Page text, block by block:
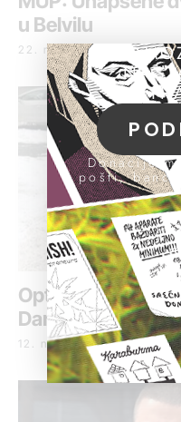
u Belvilu
22. novembar 2020.
Optuženi za
Darmanovića
12. novembar 2020.
Donacije
pošti, banci